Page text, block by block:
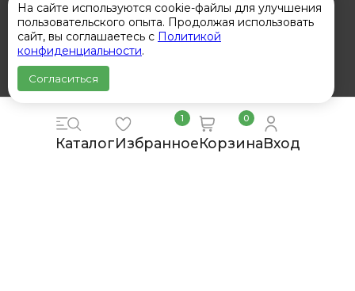
КаталогИзбранное
1 0
КорзинаВход
Оставить отзыв
Покупателям
О нас
Доставка
Обмен и возврат
На сайте используются cookie-файлы для улучшения
пользовательского опыта. Продолжая использовать
сайт, вы соглашаетесь с Политикой
конфиденциальности.
Согласиться